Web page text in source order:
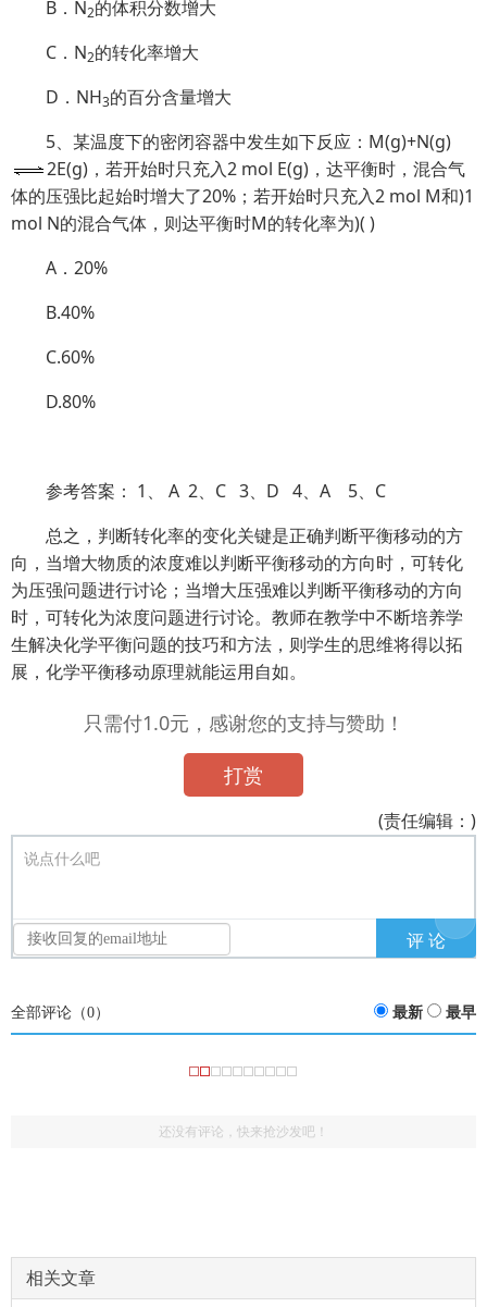
B．N2的体积分数增大
C．N2的转化率增大
D．NH3的百分含量增大
5、某温度下的密闭容器中发生如下反应：M(g)+N(g)
2E(g)，若开始时只充入2 mol E(g)，达平衡时，混合气
体的压强比起始时增大了20%；若开始时只充入2 mol M和)1
mol N的混合气体，则达平衡时M的转化率为)( )
A．20%
B.40%
C.60%
D.80%
参考答案： 1、 A 2、C 3、D 4、A 5、C
总之，判断转化率的变化关键是正确判断平衡移动的方
向，当增大物质的浓度难以判断平衡移动的方向时，可转化
为压强问题进行讨论；当增大压强难以判断平衡移动的方向
时，可转化为浓度问题进行讨论。教师在教学中不断培养学
生解决化学平衡问题的技巧和方法，则学生的思维将得以拓
展，化学平衡移动原理就能运用自如。
只需付1.0元，感谢您的支持与赞助！
打赏
(责任编辑：)
说点什么吧
全部评论（0） 最新 最早
还没有评论，快来抢沙发吧！
相关文章